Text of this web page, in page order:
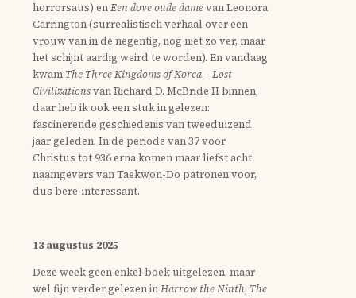
horrorsaus) enEen dove oude damevan Leonora
Carrington (surrealistisch verhaal over een
vrouw van in de negentig, nog niet zo ver, maar
het schijnt aardig weird te worden). En vandaag
kwam The Three Kingdoms of Korea – Lost
Civilizationsvan Richard D. McBride II binnen,
daar heb ik ook een stuk in gelezen:
fascinerende geschiedenis van tweeduizend
jaar geleden. In de periode van 37 voor
Christus tot 936 erna komen maar liefst acht
naamgevers van Taekwon-Do patronen voor,
dus bere-interessant.
13 augustus 2025
Deze week geen enkel boek uitgelezen, maar
wel fijn verder gelezen inHarrow the Ninth, The